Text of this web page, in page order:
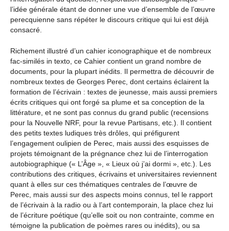
l’idée générale étant de donner une vue d’ensemble de l’œuvre
perecquienne sans répéter le discours critique qui lui est déjà
consacré.
Richement illustré d’un cahier iconographique et de nombreux
fac-similés in texto, ce Cahier contient un grand nombre de
documents, pour la plupart inédits. Il permettra de découvrir de
nombreux textes de Georges Perec, dont certains éclairent la
formation de l’écrivain : textes de jeunesse, mais aussi premiers
écrits critiques qui ont forgé sa plume et sa conception de la
littérature, et ne sont pas connus du grand public (recensions
pour la Nouvelle NRF, pour la revue Partisans, etc.). Il contient
des petits textes ludiques très drôles, qui préfigurent
l’engagement oulipien de Perec, mais aussi des esquisses de
projets témoignant de la prégnance chez lui de l’interrogation
autobiographique (« L’Âge », « Lieux où j’ai dormi », etc.). Les
contributions des critiques, écrivains et universitaires reviennent
quant à elles sur ces thématiques centrales de l’œuvre de
Perec, mais aussi sur des aspects moins connus, tel le rapport
de l’écrivain à la radio ou à l’art contemporain, la place chez lui
de l’écriture poétique (qu’elle soit ou non contrainte, comme en
témoigne la publication de poèmes rares ou inédits), ou sa